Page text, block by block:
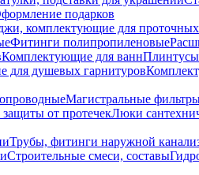
подарков
комплектующие для
Фитинги полипропиленовые
Комплектующие для ваннПлинтусы
для душевых гарнитуров
Магистральные
от протечекЛюки
Трубы, фитинги наружной
Строительные смеси, составы